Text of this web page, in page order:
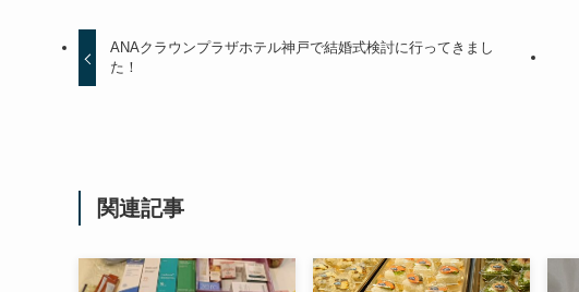
ANAクラウンプラザホテル神戸で結婚式検討に行ってきまし
た！
関連記事